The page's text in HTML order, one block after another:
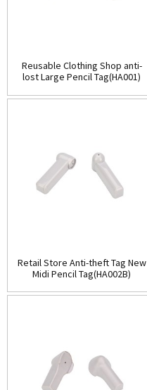
Reusable Clothing Shop anti-
lost Large Pencil Tag(HA001)
Retail Store Anti-theft Tag New
Midi Pencil Tag(HA002B)